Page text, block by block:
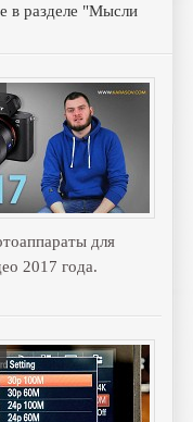
в разделе "Мысли
для
2017 года.